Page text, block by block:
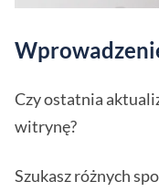
Czy ostatnia
witrynę?
Szukasz różnych